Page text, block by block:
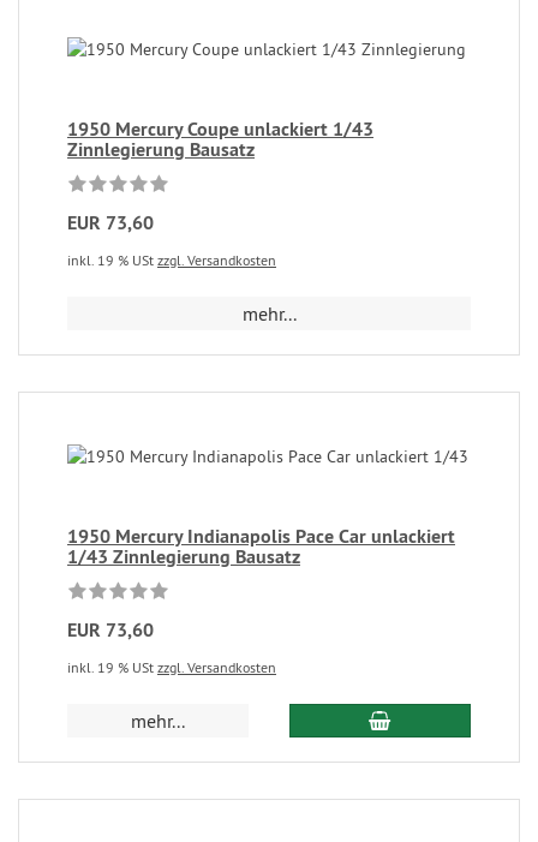
1950 Mercury Coupe unlackiert 1/43
Zinnlegierung Bausatz
EUR 73,60
inkl. 19 % USt zzgl. Versandkosten
mehr...
1950 Mercury Indianapolis Pace Car unlackiert
1/43 Zinnlegierung Bausatz
EUR 73,60
inkl. 19 % USt zzgl. Versandkosten
mehr...